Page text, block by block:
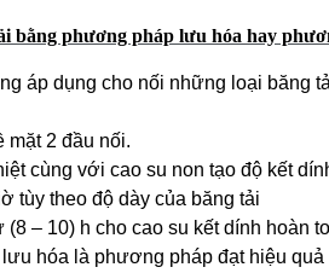
bằng phương pháp lưu hóa hay
áp dụng cho nối những loại băng
mặt 2 đầu nối.
cùng với cao su non tạo độ kết
tùy theo độ dày của băng tải
(8 – 10) h cho cao su kết dính hoàn
hóa là phương pháp đạt hiệu